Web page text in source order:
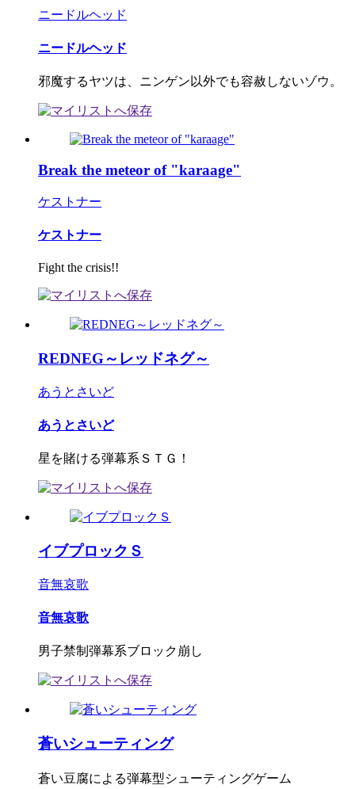
ニードルヘッド
ニードルヘッド
邪魔するヤツは、ニンゲン以外でも容赦しないゾウ。
Break the meteor of "karaage"
ケストナー
ケストナー
Fight the crisis!!
REDNEG～レッドネグ～
あうとさいど
あうとさいど
星を賭ける弾幕系ＳＴＧ！
イブプロックＳ
音無哀歌
音無哀歌
男子禁制弾幕系ブロック崩し
蒼いシューティング
蒼い豆腐による弾幕型シューティングゲーム